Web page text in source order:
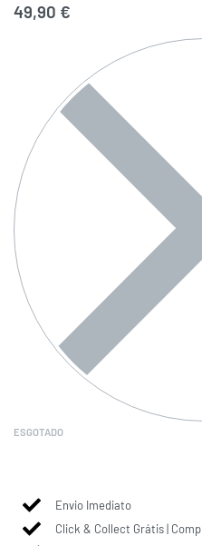
49,90 €
ESGOTADO
Envio Imediato
Click & Collect Grátis |